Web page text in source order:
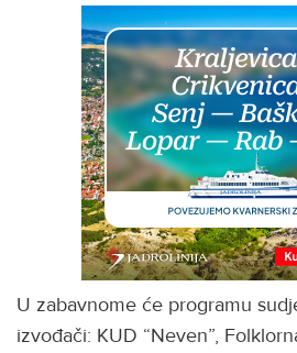
U zabavnome će programu
izvođači: KUD “Neven”,